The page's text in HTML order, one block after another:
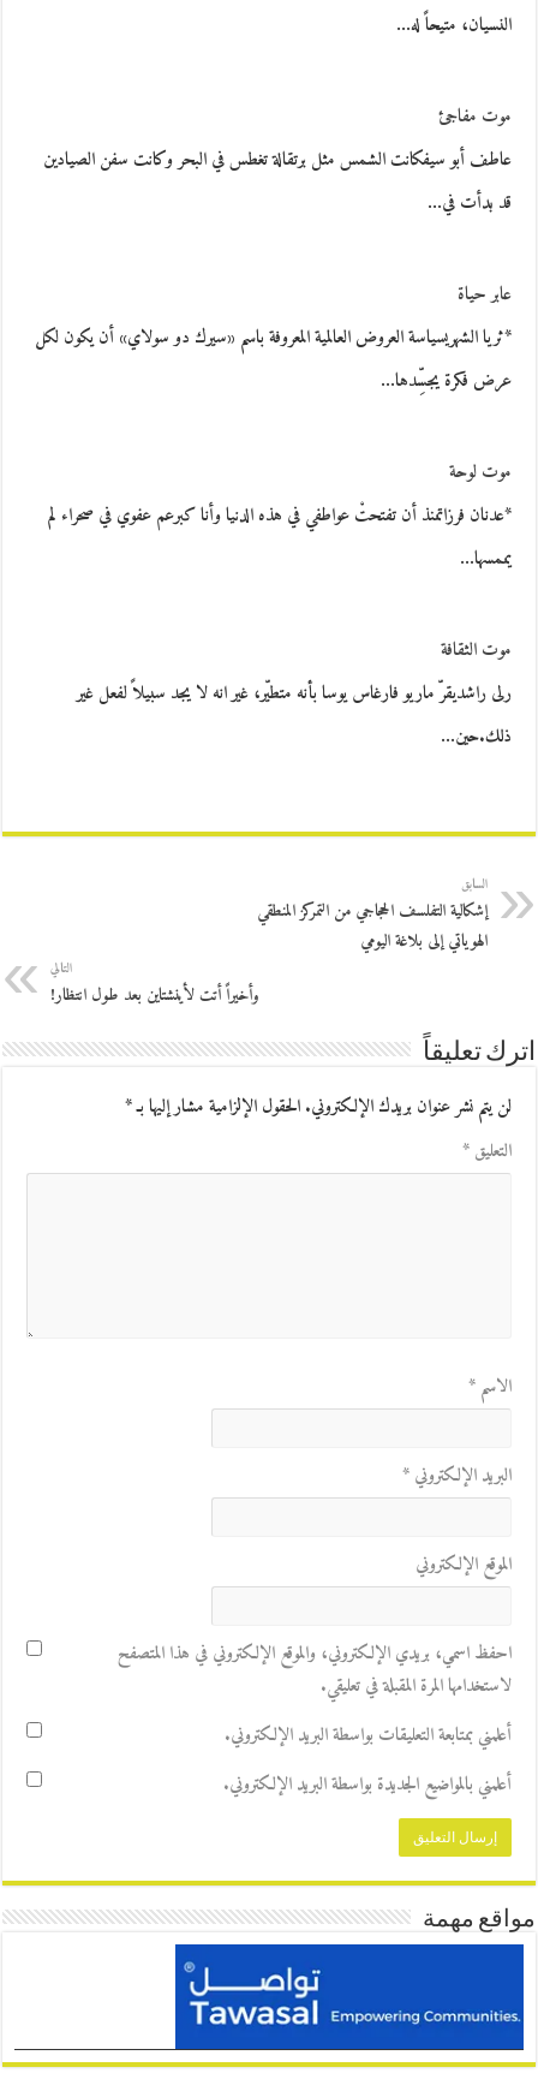
النسيان، متيحاً له…
موت مفاجئ
عاطف أبو سيفكانت الشمس مثل برتقالة تغطس في البحر وكانت سفن الصيادين
قد بدأت في…
عابر حياة
*ثريا الشهريسياسة العروض العالمية المعروفة باسم «سيرك دو سولاي» أن يكون لكل
عرض فكرة يجسِّدها…
موت لوحة
*عدنان فرزاتمنذ أن تفتحتْ عواطفي في هذه الدنيا وأنا كبرعم عفوي في صحراء لم
يممسها…
موت الثقافة
رلى راشديقرّ ماريو فارغاس يوسا بأنه متطيّر، غير انه لا يجد سبيلاً لفعل غير
ذلك.حين…
السابق
إشكالية التفلسف الحجاجي من التمركز المنطقي
الهوياتي إلى بلاغة اليومي
التالي
وأخيراً أتت لأينشتاين بعد طول انتظار!
اترك تعليقاً
لن يتم نشر عنوان بريدك الإلكتروني.الحقول الإلزامية مشار إليها بـ*
التعليق*
الاسم*
البريد الإلكتروني*
الموقع الإلكتروني
احفظ اسمي، بريدي الإلكتروني، والموقع الإلكتروني في هذا المتصفح
لاستخدامها المرة المقبلة في تعليقي.
أعلمني بمتابعة التعليقات بواسطة البريد الإلكتروني.
أعلمني بالمواضيع الجديدة بواسطة البريد الإلكتروني.
مواقع مهمة